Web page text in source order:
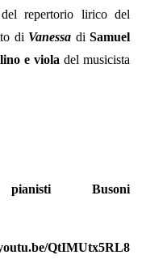
repertorio lirico del
di Vanessa di Samuel
e viola del musicista
Busoni
QtIMUtx5RL8